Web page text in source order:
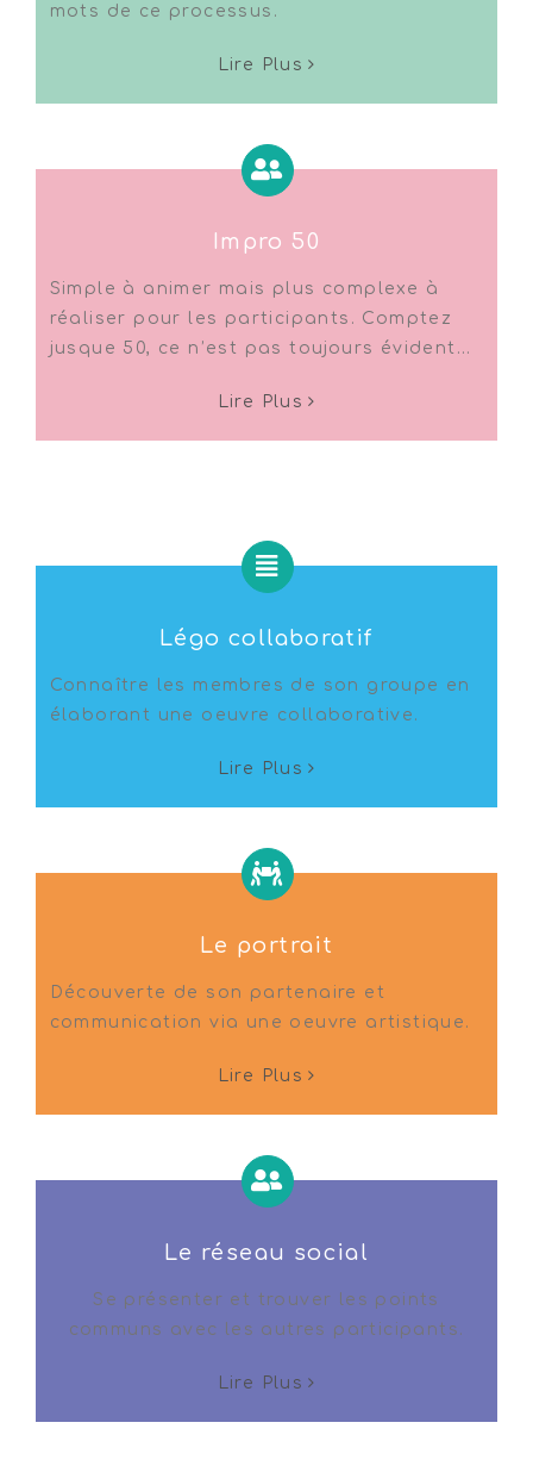
mots de ce processus.
Lire Plus
Impro 50
Simple à animer mais plus complexe à
réaliser pour les participants. Comptez
jusque 50, ce n’est pas toujours évident…
Lire Plus
Légo collaboratif
Connaître les membres de son groupe en
élaborant une oeuvre collaborative.
Lire Plus
Le portrait
Découverte de son partenaire et
communication via une oeuvre artistique.
Lire Plus
Le réseau social
Se présenter et trouver les points
communs avec les autres participants.
Lire Plus